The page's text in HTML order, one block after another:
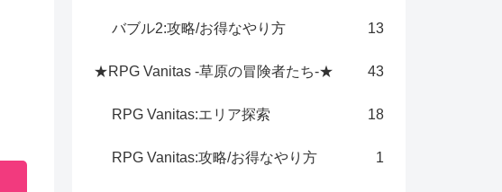
バブル2:攻略/お得なやり方 13
★RPG Vanitas -草原の冒険者たち-★ 43
RPG Vanitas:エリア探索 18
RPG Vanitas:攻略/お得なやり方 1